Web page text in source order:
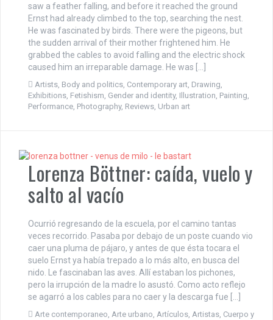
saw a feather falling, and before it reached the ground
Ernst had already climbed to the top, searching the nest.
He was fascinated by birds. There were the pigeons, but
the sudden arrival of their mother frightened him. He
grabbed the cables to avoid falling and the electric shock
caused him an irreparable damage. He was […]
Artists, Body and politics, Contemporary art, Drawing,
Exhibitions, Fetishism, Gender and identity, Illustration, Painting,
Performance, Photography, Reviews, Urban art
Lorenza Böttner: caída, vuelo y
salto al vacío
Ocurrió regresando de la escuela, por el camino tantas
veces recorrido. Pasaba por debajo de un poste cuando vio
caer una pluma de pájaro, y antes de que ésta tocara el
suelo Ernst ya había trepado a lo más alto, en busca del
nido. Le fascinaban las aves. Allí estaban los pichones,
pero la irrupción de la madre lo asustó. Como acto reflejo
se agarró a los cables para no caer y la descarga fue […]
Arte contemporaneo, Arte urbano, Artículos, Artistas, Cuerpo y